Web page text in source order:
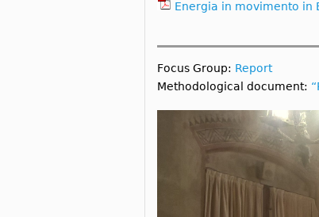
Energia in movimento in
Focus Group: Report
Methodological document: